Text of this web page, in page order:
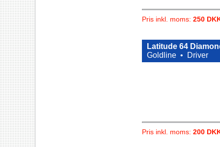
Pris inkl. moms: 250
Latitude 64
Goldline •
Driver
Pris inkl. moms: 200